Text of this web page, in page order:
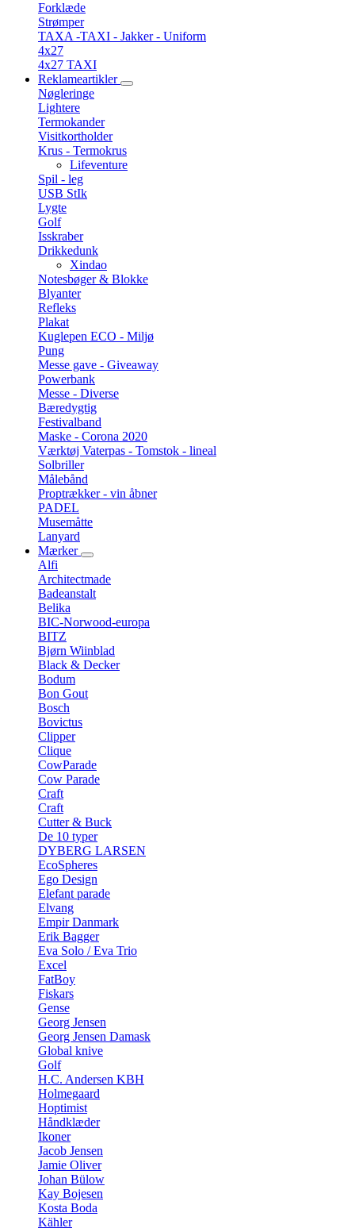
Forklæde
Strømper
TAXA -TAXI - Jakker - Uniform
4x27
4x27 TAXI
Reklameartikler
Nøgleringe
Lightere
Termokander
Visitkortholder
Krus - Termokrus
Lifeventure
Spil - leg
USB StIk
Lygte
Golf
Isskraber
Drikkedunk
Xindao
Notesbøger & Blokke
Blyanter
Refleks
Plakat
Kuglepen ECO - Miljø
Pung
Messe gave - Giveaway
Powerbank
Messe - Diverse
Bæredygtig
Festivalband
Maske - Corona 2020
Værktøj Vaterpas - Tomstok - lineal
Solbriller
Målebånd
Proptrækker - vin åbner
PADEL
Musemåtte
Lanyard
Mærker
Alfi
Architectmade
Badeanstalt
Belika
BIC-Norwood-europa
BITZ
Bjørn Wiinblad
Black & Decker
Bodum
Bon Gout
Bosch
Bovictus
Clipper
Clique
CowParade
Cow Parade
Craft
Craft
Cutter & Buck
De 10 typer
DYBERG LARSEN
EcoSpheres
Ego Design
Elefant parade
Elvang
Empir Danmark
Erik Bagger
Eva Solo / Eva Trio
Excel
FatBoy
Fiskars
Gense
Georg Jensen
Georg Jensen Damask
Global knive
Golf
H.C. Andersen KBH
Holmegaard
Hoptimist
Håndklæder
Ikoner
Jacob Jensen
Jamie Oliver
Johan Bülow
Kay Bojesen
Kosta Boda
Kähler